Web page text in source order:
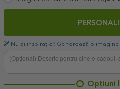
Nu ai inspirație? Generează o imagine
Opțiuni